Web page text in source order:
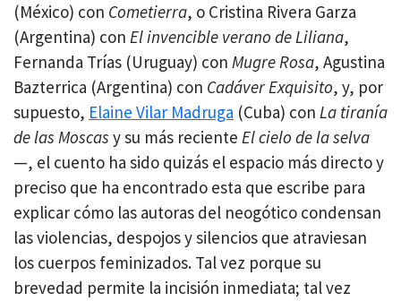
(México) con Cometierra, o Cristina Rivera Garza
(Argentina) con El invencible verano de Liliana,
Fernanda Trías (Uruguay) con Mugre Rosa, Agustina
Bazterrica (Argentina) con Cadáver Exquisito, y, por
supuesto, Elaine Vilar Madruga (Cuba) con La tiranía
de las Moscas y su más reciente El cielo de la selva
—, el cuento ha sido quizás el espacio más directo y
preciso que ha encontrado esta que escribe para
explicar cómo las autoras del neogótico condensan
las violencias, despojos y silencios que atraviesan
los cuerpos feminizados. Tal vez porque su
brevedad permite la incisión inmediata; tal vez